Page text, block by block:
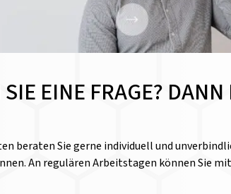
EINE FRAGE?
beraten Sie gerne individuell und
An regulären Arbeitstagen können Sie